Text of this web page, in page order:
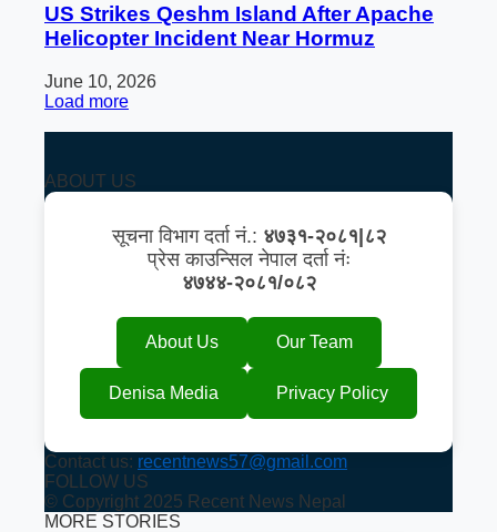
US Strikes Qeshm Island After Apache
Helicopter Incident Near Hormuz
June 10, 2026
Load more
ABOUT US
सूचना विभाग दर्ता नं.: ४७३१-२०८१|८२
प्रेस काउन्सिल नेपाल दर्ता नंः
४७४४-२०८१/०८२
About Us Our Team
Denisa Media Privacy Policy
Contact us: recentnews57@gmail.com
FOLLOW US
© Copyright 2025 Recent News Nepal
MORE STORIES